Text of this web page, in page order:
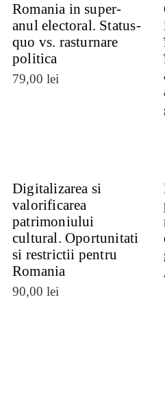
VEZI
DETALII
Romania in super-
anul electoral. Status-
quo vs. rasturnare
politica
79,00 lei
VEZI
DETALII
Digitalizarea si
valorificarea
patrimoniului
cultural. Oportunitati
si restrictii pentru
Romania
90,00 lei